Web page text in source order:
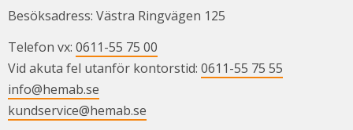
Besöksadress: Västra Ringvägen 125
Telefon vx: 0611-55 75 00
Vid akuta fel utanför kontorstid: 0611-55 75 55
info@hemab.se
kundservice@hemab.se